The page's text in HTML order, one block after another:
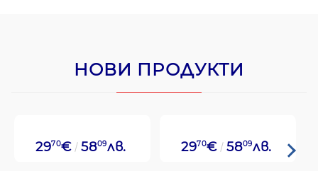
НОВИ ПРОДУКТИ
2970€ 5809лв. 2970€ 5809лв.